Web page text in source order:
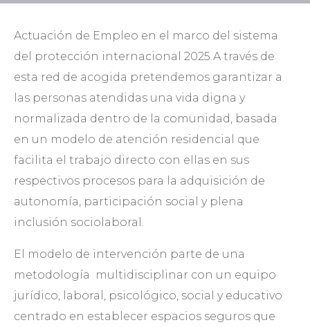
Actuación de Empleo en el marco del sistema
del protección internacional 2025.A través de
esta red de acogida pretendemos garantizar a
las personas atendidas una vida digna y
normalizada dentro de la comunidad, basada
en un modelo de atención residencial que
facilita el trabajo directo con ellas en sus
respectivos procesos para la adquisición de
autonomía, participación social y plena
inclusión sociolaboral.
El modelo de intervención parte de una
metodología multidisciplinar con un equipo
jurídico, laboral, psicológico, social y educativo
centrado en establecer espacios seguros que